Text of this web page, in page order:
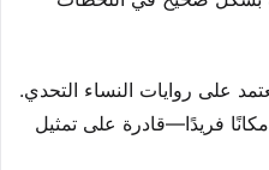
على روايات النساء التحدي.
في عمر 34 عامًا، تoccupies مكانًا فريدًا—قادرة على تمثيل